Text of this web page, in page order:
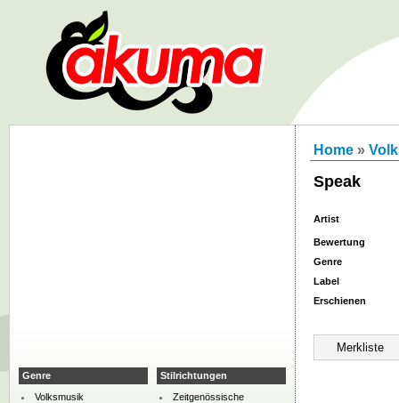
Home »
Speak
Artist
Bewertung
Genre
Label
Erschienen
Genre
Volksmusik
Stilrichtungen
Zeitgenössische